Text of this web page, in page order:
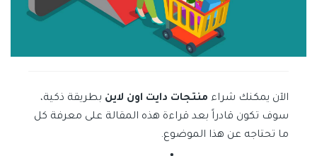
الآن يمكنك شراء منتجات دايت اون لاين بطريقة ذكية،
سوف تكون قادراً بعد قراءة هذه المقالة على معرفة كل
ما تحتاجه عن هذا الموضوع.